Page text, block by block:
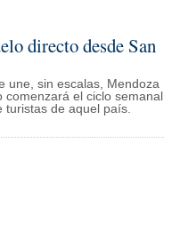
directo desde San
une, sin escalas, Mendoza
el ciclo semanal
turistas de aquel país.